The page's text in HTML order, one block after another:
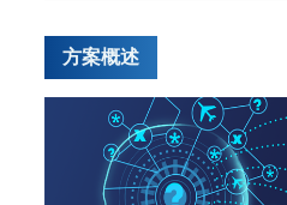
新闻中心
行业动态
多媒体中心
方案概述